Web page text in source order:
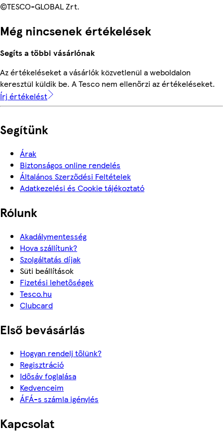
©TESCO-GLOBAL Zrt.
Még nincsenek értékelések
Segíts a többi vásárlónak
Az értékeléseket a vásárlók közvetlenül a weboldalon
keresztül küldik be. A Tesco nem ellenőrzi az értékeléseket.
Írj értékelést
Segítünk
Árak
Biztonságos online rendelés
Általános Szerződési Feltételek
Adatkezelési és Cookie tájékoztató
Rólunk
Akadálymentesség
Hova szállítunk?
Szolgáltatás díjak
Süti beállítások
Fizetési lehetőségek
Tesco.hu
Clubcard
Első bevásárlás
Hogyan rendelj tőlünk?
Regisztráció
Idősáv foglalása
Kedvenceim
ÁFÁ-s számla igénylés
Kapcsolat